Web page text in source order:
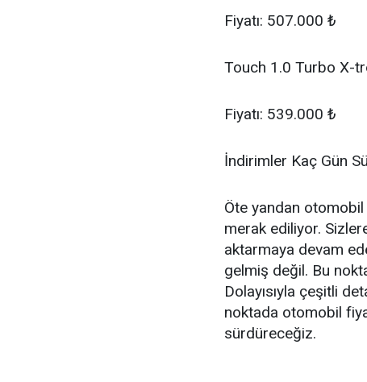
Fiyatı: 507.000 ₺
Touch 1.0 Turbo X-
Fiyatı: 539.000 ₺
İndirimler Kaç Gün
Öte yandan
merak ediliyor.
aktarmaya devam
gelmiş değil. Bu
Dolayısıyla çeşitli
noktada otomobil
sürdüreceğiz.